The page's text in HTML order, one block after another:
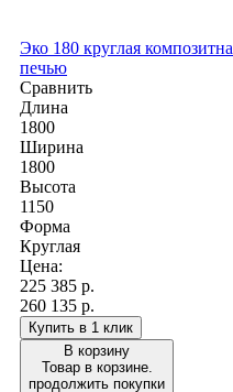
Эко 180 круглая
печью
Сравнить
Длина
1800
Ширина
1800
Высота
1150
Форма
Круглая
Цена:
225 385 р.
260 135 р.
Купить в 1 клик
В корзину
Товар в корзине.
продолжить покупки